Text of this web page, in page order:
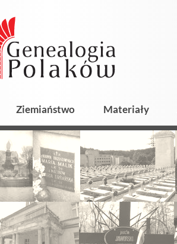
Ziemiaństwo Materiały